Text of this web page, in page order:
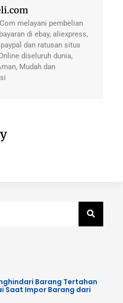
melayani pembelian
di ebay, aliexpress,
dan ratusan situs
diseluruh dunia,
Mudah dan
Barang Tertahan
Saat Impor Barang dari